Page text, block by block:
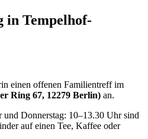
in Tempelhof-
einen offenen Familientreff im
Ring 67, 12279 Berlin) an.
und Donnerstag: 10–13.30 Uhr sind
auf einen Tee, Kaffee oder